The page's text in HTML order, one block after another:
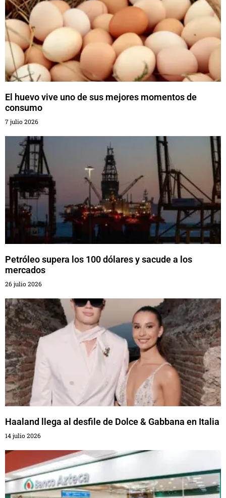
El huevo vive uno de sus mejores momentos de
consumo
7 julio 2026
Petróleo supera los 100 dólares y sacude a los
mercados
26 julio 2026
Haaland llega al desfile de Dolce & Gabbana en Italia
14 julio 2026